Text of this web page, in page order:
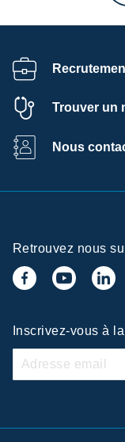
Trouver un
Nous
Retrouvez nous
Inscrivez-vous à
Centre de
vos intérêts,